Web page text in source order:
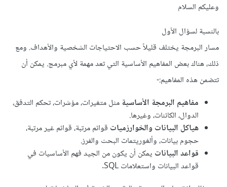
وعليكم السلام
بالنسبة لسؤال الأول
مسار البرمجة يختلف قليلاً حسب الاحتياجات الشخصية والأهداف. ومع
ذلك، هناك بعض المفاهيم الأساسية التي تعد مهمة لأي مبرمج. يمكن أن
تتضمن هذه المفاهيم:-
مفاهيم البرمجة الأساسيةمثل متغيرات، مؤشرات، تحكم التدفق،
الدوال، الكائنات، وغيرها.
هياكل البيانات والخوارزمياتقوائم مرتبة، قوائم غير مرتبة،
حجوم بيانات، وألغوريتمات البحث والفرز.
قواعد البياناتيمكن أن يكون من الجيد فهم الأساسيات في
قواعد البيانات واستعلامات SQL.